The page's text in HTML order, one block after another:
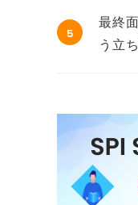
5
最終
う立